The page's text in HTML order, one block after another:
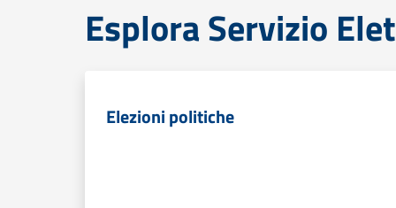
Esplora Servizio
Elezioni politiche